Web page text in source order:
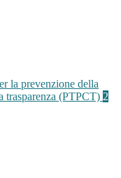
la prevenzione della
trasparenza (PTPCT) 2